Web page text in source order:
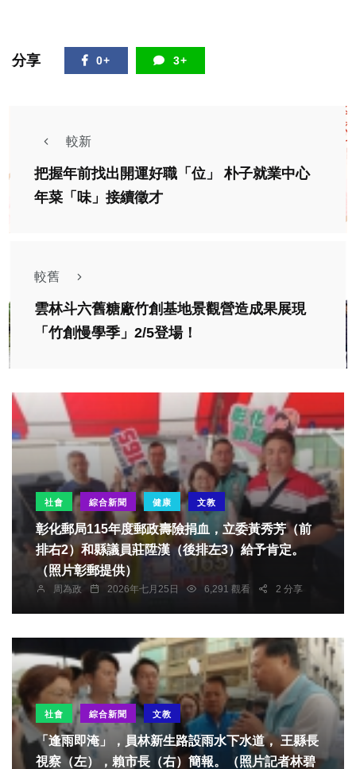
分享 0+ 3+
較新
把握年前找出開運好職「位」 朴子就業中心
年菜「味」接續徵才
較舊
雲林斗六舊糖廠竹創基地景觀營造成果展現
「竹創慢學季」2/5登場！
社會 綜合新聞 健康 文教
彰化郵局115年度郵政壽險捐血，立委黃秀芳（前
排右2）和縣議員莊陞漢（後排左3）給予肯定。
（照片彰郵提供）
周為政 2026年七月25日 6,291 觀看 2 分享
社會 綜合新聞 文教
「逢雨即淹」，員林新生路設雨水下水道， 王縣長
視察（左），賴市長（右）簡報。（照片記者林碧